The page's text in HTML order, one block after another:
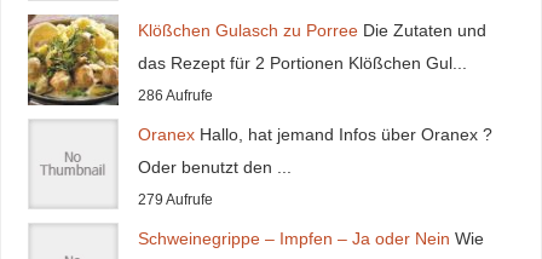
Klößchen Gulasch zu Porree Die Zutaten und
das Rezept für 2 Portionen Klößchen Gul...
286 Aufrufe
Oranex Hallo, hat jemand Infos über Oranex ?
Oder benutzt den ...
279 Aufrufe
Schweinegrippe – Impfen – Ja oder Nein Wie